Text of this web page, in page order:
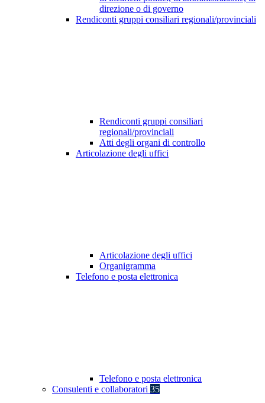
direzione o di governo
Rendiconti gruppi consiliari regionali/provinciali
Rendiconti gruppi consiliari
regionali/provinciali
Atti degli organi di controllo
Articolazione degli uffici
Articolazione degli uffici
Organigramma
Telefono e posta elettronica
Telefono e posta elettronica
Consulenti e collaboratori 35